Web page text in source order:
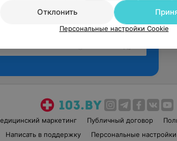
маркетинг Публичный договор
Написать в поддержку Персональные
Отклонить
Персональные настройки Cookie